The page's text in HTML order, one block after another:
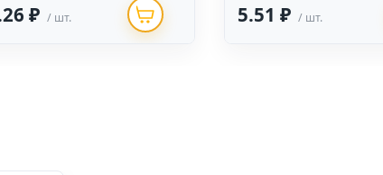
₽ / шт. 5.51 ₽ / шт.